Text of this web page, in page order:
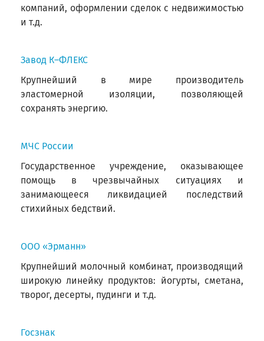
компаний, оформлении сделок с недвижимостью
и т.д.
Завод К–ФЛЕКС
Крупнейший в мире производитель
эластомерной изоляции, позволяющей
сохранять энергию.
МЧС России
Государственное учреждение, оказывающее
помощь в чрезвычайных ситуациях и
занимающееся ликвидацией последствий
стихийных бедствий.
ООО «Эрманн»
Крупнейший молочный комбинат, производящий
широкую линейку продуктов: йогурты, сметана,
творог, десерты, пудинги и т.д.
Госзнак